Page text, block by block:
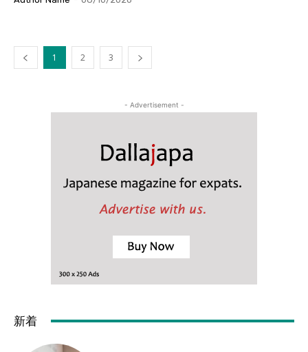
1 2 3
- Advertisement -
新着